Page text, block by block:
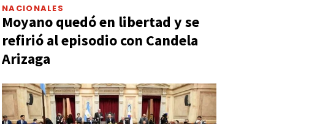
NACIONALES
Moyano quedó en libertad y se
refirió al episodio con Candela
Arizaga